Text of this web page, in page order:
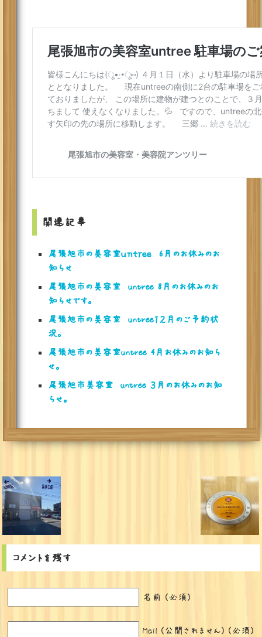
関連記事
尾張旭市の美容室ｕｎｔｒｅｅ 6月のお休みのお
知らせ
尾張旭市の美容室 untree 8月のお休みのお
知らせです。
尾張旭市の美容室 untree１２月のご予約状
況。
尾張旭市の美容室untree 4月お休みのお知ら
せ。
尾張旭市美容室 untree ３月のお休みのお知
らせ。
コメントを残す
名前 (必須)
Mail (公開されません) (必須)